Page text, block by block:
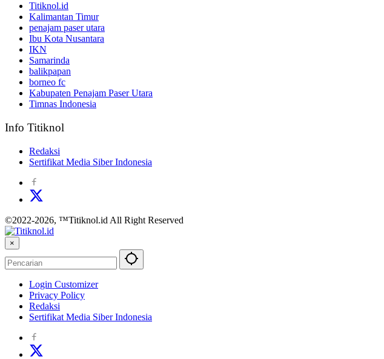
Titiknol.id
Kalimantan Timur
penajam paser utara
Ibu Kota Nusantara
IKN
Samarinda
balikpapan
borneo fc
Kabupaten Penajam Paser Utara
Timnas Indonesia
Info Titiknol
Redaksi
Sertifikat Media Siber Indonesia
©2022-2026, ™Titiknol.id All Right Reserved
×
Login Customizer
Privacy Policy
Redaksi
Sertifikat Media Siber Indonesia